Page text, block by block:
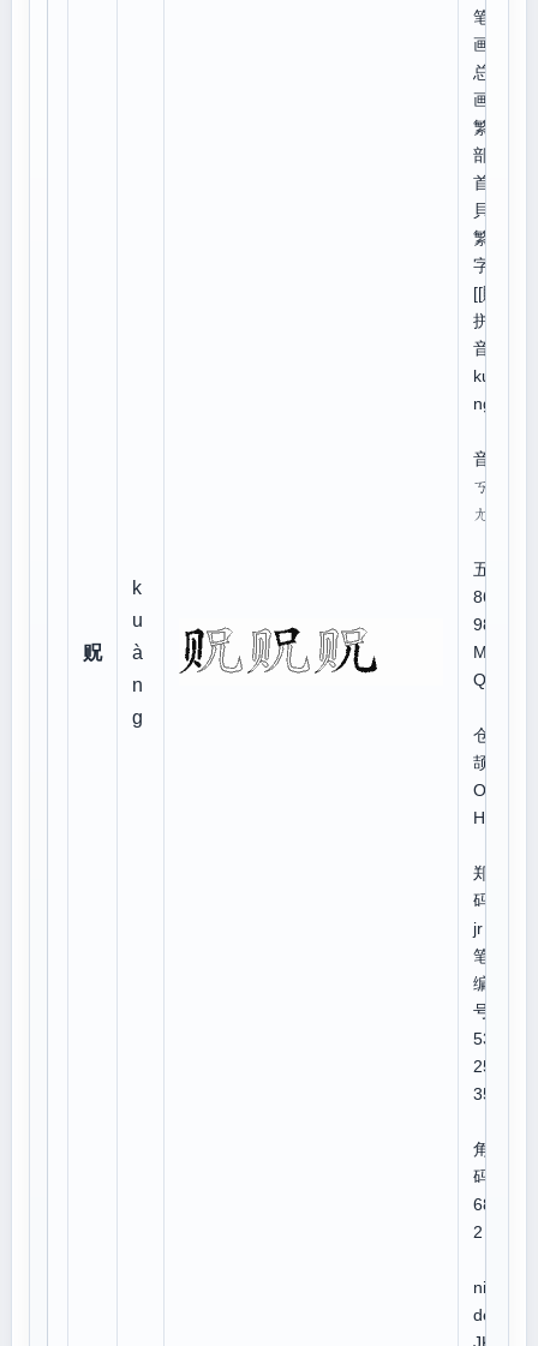
贶
k
u
à
n
g
笔
画:5,
总笔
画:9
繁体
部
首:
貝
繁体
字:
[[貺]]
拼
音：
kuà
ng
音：
ㄎㄨ
ㄤˋ
五笔
86、
98:
MK
QN
仓
颉:B
OR
HU
郑
码:lo
jr
笔顺
编
号:2
534
251
35
角号
码:7
681
2
niCo
de:C